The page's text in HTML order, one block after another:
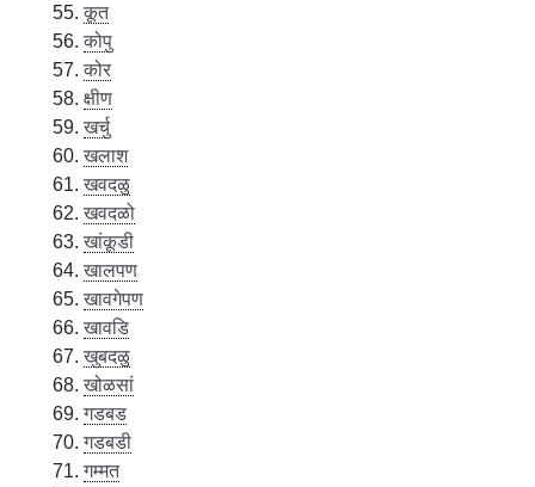
कूत
कोपु
कोर
क्षीण
खर्चु
खलाश
खवदळु
खवदळो
खांकूडी
खालपण
खावगेपण
खावडि
खुबदळु
खोळसां
गडबड
गडबडी
गम्मत